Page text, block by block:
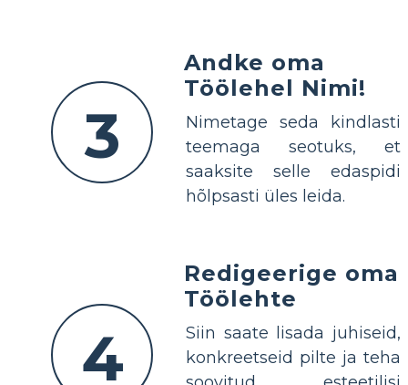
3
Andke oma
Töölehel Nimi!
Nimetage seda kindlasti
teemaga seotuks, et
saaksite selle edaspidi
hõlpsasti üles leida.
4
Redigeerige oma
Töölehte
Siin saate lisada juhiseid,
konkreetseid pilte ja teha